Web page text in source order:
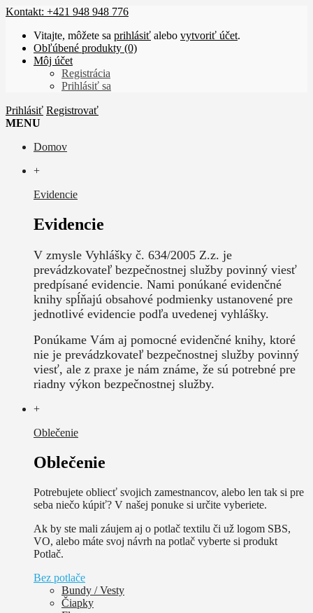
Kontakt: +421 948 948 776
Vitajte, môžete sa prihlásiť alebo vytvoriť účet.
Obľúbené produkty (0)
Môj účet
Registrácia
Prihlásiť sa
Prihlásiť Registrovať
MENU
Domov
+
Evidencie
Evidencie
V zmysle Vyhlášky č. 634/2005 Z.z. je
prevádzkovateľ bezpečnostnej služby povinný viesť
predpísané evidencie. Nami ponúkané evidenčné
knihy spĺňajú obsahové podmienky ustanovené pre
jednotlivé evidencie podľa uvedenej vyhlášky.
Ponúkame Vám aj pomocné evidenčné knihy, ktoré
nie je prevádzkovateľ bezpečnostnej služby povinný
viesť, ale z praxe je nám známe, že sú potrebné pre
riadny výkon bezpečnostnej služby.
+
Oblečenie
Oblečenie
Potrebujete obliecť svojich zamestnancov, alebo len tak si pre
seba niečo kúpiť? V našej ponuke si určite vyberiete.
Ak by ste mali záujem aj o potlač textilu či už logom SBS,
VO, alebo máte svoj návrh na potlač vyberte si produkt
Potlač.
Bez potlače
Bundy / Vesty
Čiapky